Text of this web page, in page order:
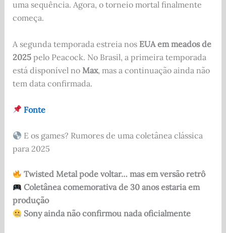
uma sequência. Agora, o torneio mortal finalmente
começa.
A segunda temporada estreia nos EUA em meados de
2025pelo Peacock. No Brasil, a primeira temporada
está disponível no Max, mas a continuação ainda não
tem data confirmada.
Fonte
E os games? Rumores de uma coletânea clássica
para 2025
Twisted Metal pode voltar… mas em versão retrô
Coletânea comemorativa de 30 anos estaria em
produção
Sony ainda não confirmou nada oficialmente